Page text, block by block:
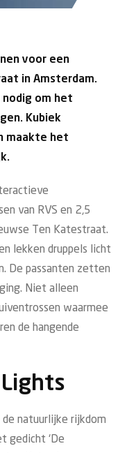
voor een
in Amsterdam.
nodig om het
Kubiek
maakte het
van RVS en 2,5
Ten Katestraat.
lekken druppels licht
De passanten zetten
Niet alleen
waarmee
de hangende
natuurlijke rijkdom
gedicht ‘De